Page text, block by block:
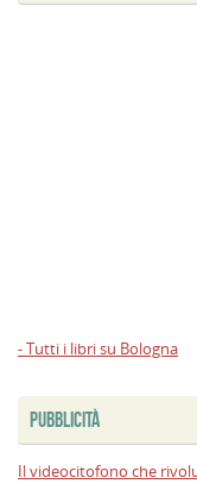
- Tutti i libri su Bologna
PUBBLICITÀ
Il videocitofono che